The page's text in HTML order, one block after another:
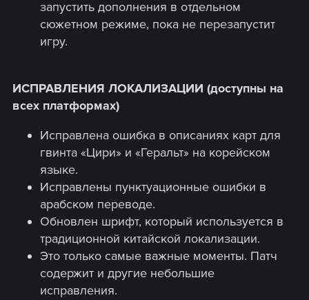
запустить дополнения в отдельном
сюжетном режиме, пока не перезапустит
игру.
ИСПРАВЛЕНИЯ ЛОКАЛИЗАЦИИ (доступны на
всех платформах)
Исправлена ошибка в описаниях карт для
гвинта «Цири» и «Геральт» на корейском
языке.
Исправлены пунктуационные ошибки в
арабском переводе.
Обновлен шрифт, который используется в
традиционной китайской локализации.
Это только самые важные моменты. Патч
содержит и другие небольшие
исправления.